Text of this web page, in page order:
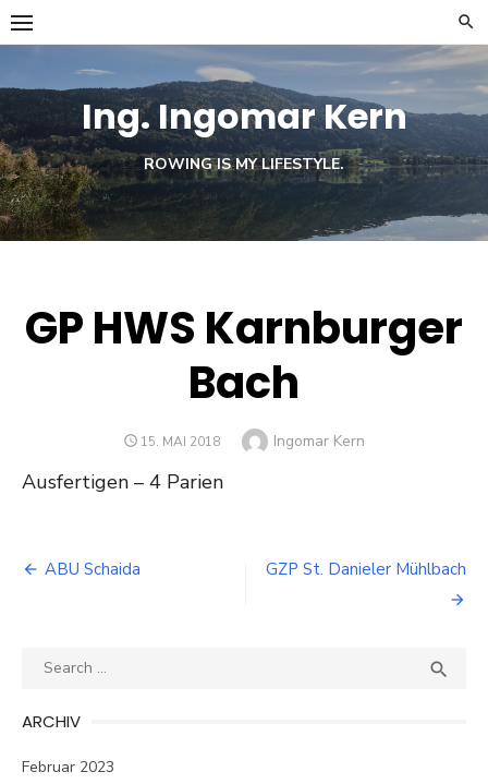
Skip
to
Ing. Ingomar Kern
ROWING IS MY LIFESTYLE.
GP HWS Karnburger
Bach
POSTED
15. MAI 2018 Author
Ingomar Kern
Ausfertigen – 4 Parien
Beitragsnavigation
ABU Schaida GZP St. Danieler Mühlbach
Search

ARCHIV
Februar 2023